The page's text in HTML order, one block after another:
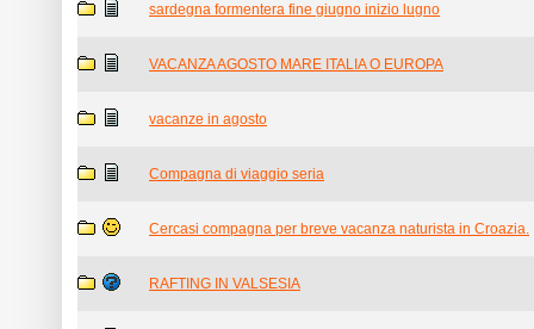
sardegna formentera fine giugno inizio lugno
VACANZA AGOSTO MARE ITALIA O EUROPA
vacanze in agosto
Compagna di viaggio seria
Cercasi compagna per breve vacanza naturista in Croazia.
RAFTING IN VALSESIA